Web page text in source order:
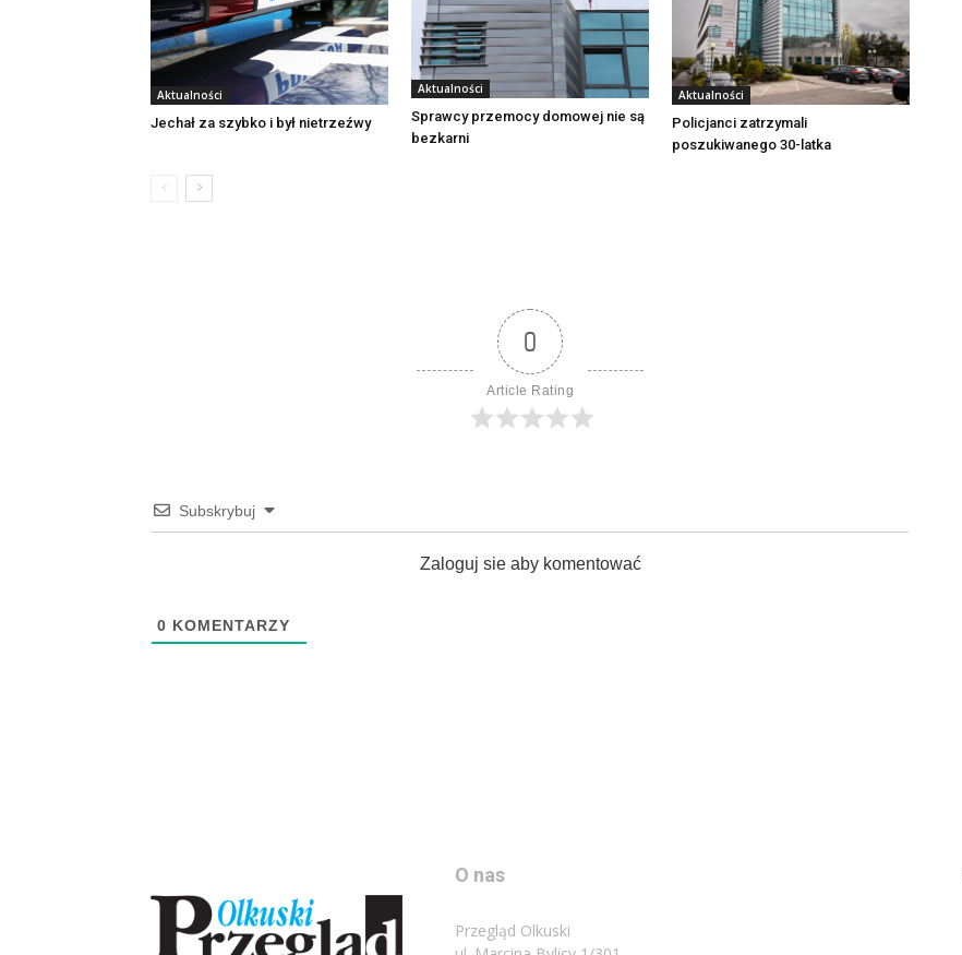
Aktualności
Jechał za szybko i był nietrzeźwy
Aktualności
Sprawcy przemocy domowej nie są
bezkarni
Aktualności
Policjanci zatrzymali
poszukiwanego 30-latka
0
Article Rating
Subskrybuj
Zaloguj sie aby komentować
0 KOMENTARZY
O nas
Przegląd Olkuski